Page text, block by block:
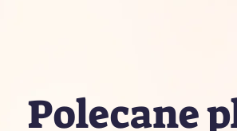
Polecane